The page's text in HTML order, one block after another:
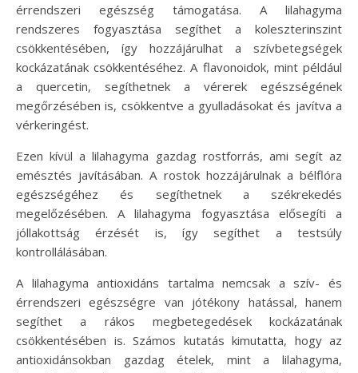
érrendszeri egészség támogatása. A lilahagyma
rendszeres fogyasztása segíthet a koleszterinszint
csökkentésében, így hozzájárulhat a szívbetegségek
kockázatának csökkentéséhez. A flavonoidok, mint például
a quercetin, segíthetnek a vérerek egészségének
megőrzésében is, csökkentve a gyulladásokat és javítva a
vérkeringést.
Ezen kívül a lilahagyma gazdag rostforrás, ami segít az
emésztés javításában. A rostok hozzájárulnak a bélflóra
egészségéhez és segíthetnek a székrekedés
megelőzésében. A lilahagyma fogyasztása elősegíti a
jóllakottság érzését is, így segíthet a testsúly
kontrollálásában.
A lilahagyma antioxidáns tartalma nemcsak a szív- és
érrendszeri egészségre van jótékony hatással, hanem
segíthet a rákos megbetegedések kockázatának
csökkentésében is. Számos kutatás kimutatta, hogy az
antioxidánsokban gazdag ételek, mint a lilahagyma,